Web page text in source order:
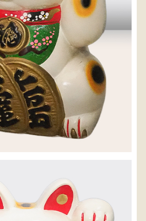
ランクを選択する事で送料が表
示されます。
お届け先
送料ランク
配送料金(税込)